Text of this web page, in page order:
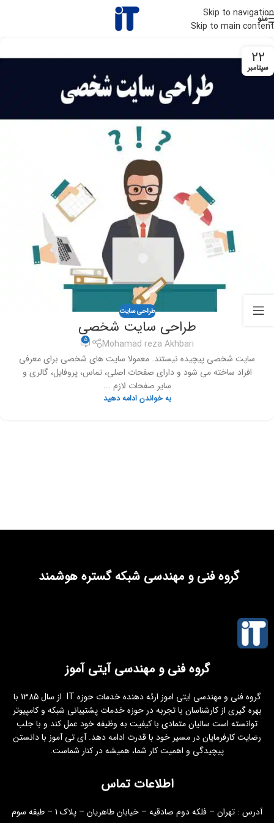
Skip to navigation
Skip to main content
منو
22
سپتامبر
طراحی سایت
طراحی سایت شخصی
Mohamad reza Akhbari
5
سایت شخصی پیچیده نیستند. معمولا سایت های شخصی برای معرفی
افراد ساخته می شود و دارای صفحات اصلی، تماس، پروفایل، گالری و
سایر صفحات لازم ...
به خواندن ادامه دهید
گروه فنی و مهندسی شبکه گستره هوشمند
گروه فنی و مهندسی آیتی آموز
گروه فنی و مهندسی ایتی اموز ارئه دهنده خدمات حوزه IT از سال 1385 با
بهره گیری از کارشناسان با تجربه در حوزه خدمات پشتیبانی شبکه و کامپیوتر
توانسته است سالیان متمادی با کیفیت به وظیفه خود عمل کند و با جلب
رضایت کارفرمایان در مسیر خود با قدرت ادامه دهد. آی تی آموز با دانستن
پیچیدگی و اهمیت کار شما، همیشه در کنار شماست.
اطلاعات تماس
آدرس : تهران – فلکه دوم صادقیه – خیابان طاهریان – پلاک 1 – طبقه سوم